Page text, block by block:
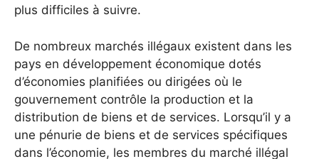
plus difficiles à suivre.
De nombreux marchés illégaux existent dans les
pays en développement économique dotés
d’économies planifiées ou dirigées où le
gouvernement contrôle la production et la
distribution de biens et de services. Lorsqu’il y a
une pénurie de biens et de services spécifiques
dans l’économie, les membres du marché illégal